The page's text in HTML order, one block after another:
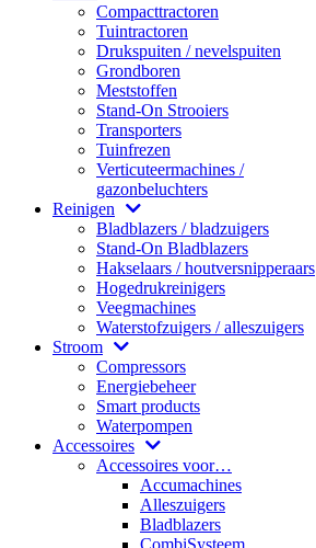
Compacttractoren
Tuintractoren
Drukspuiten / nevelspuiten
Grondboren
Meststoffen
Stand-On Strooiers
Transporters
Tuinfrezen
Verticuteermachines /
gazonbeluchters
Reinigen
Bladblazers / bladzuigers
Stand-On Bladblazers
Hakselaars / houtversnipperaars
Hogedrukreinigers
Veegmachines
Waterstofzuigers / alleszuigers
Stroom
Compressors
Energiebeheer
Smart products
Waterpompen
Accessoires
Accessoires voor…
Accumachines
Alleszuigers
Bladblazers
CombiSysteem